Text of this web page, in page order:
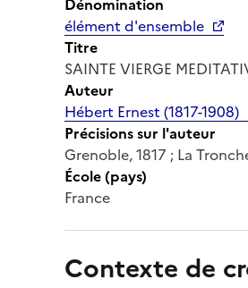
élément d'ensemble
Titre
SAINTE VIERGE
Auteur
Hébert Ernest (1817-1908)
Précisions sur l'auteur
Grenoble, 1817 ; La
École (pays)
France
Contexte de